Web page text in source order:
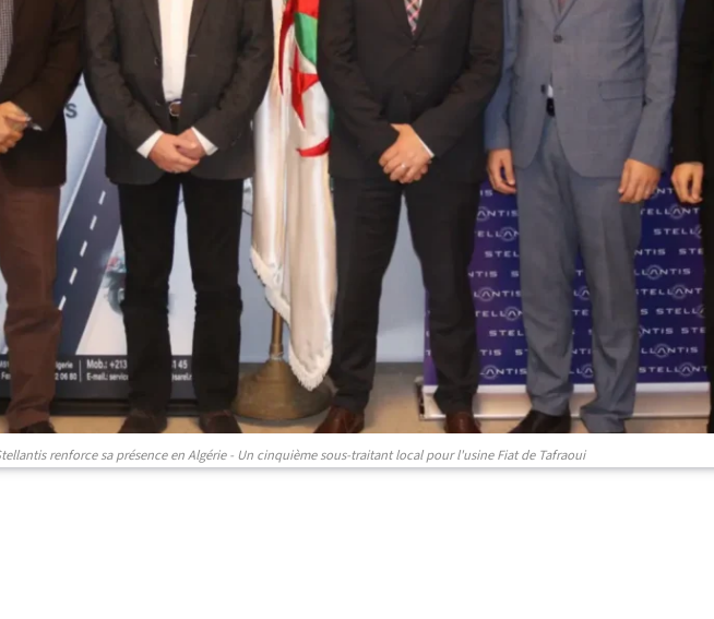
renforce sa présence en Algérie - Un cinquième sous-traitant local pour l'usine Fiat de Tafraoui